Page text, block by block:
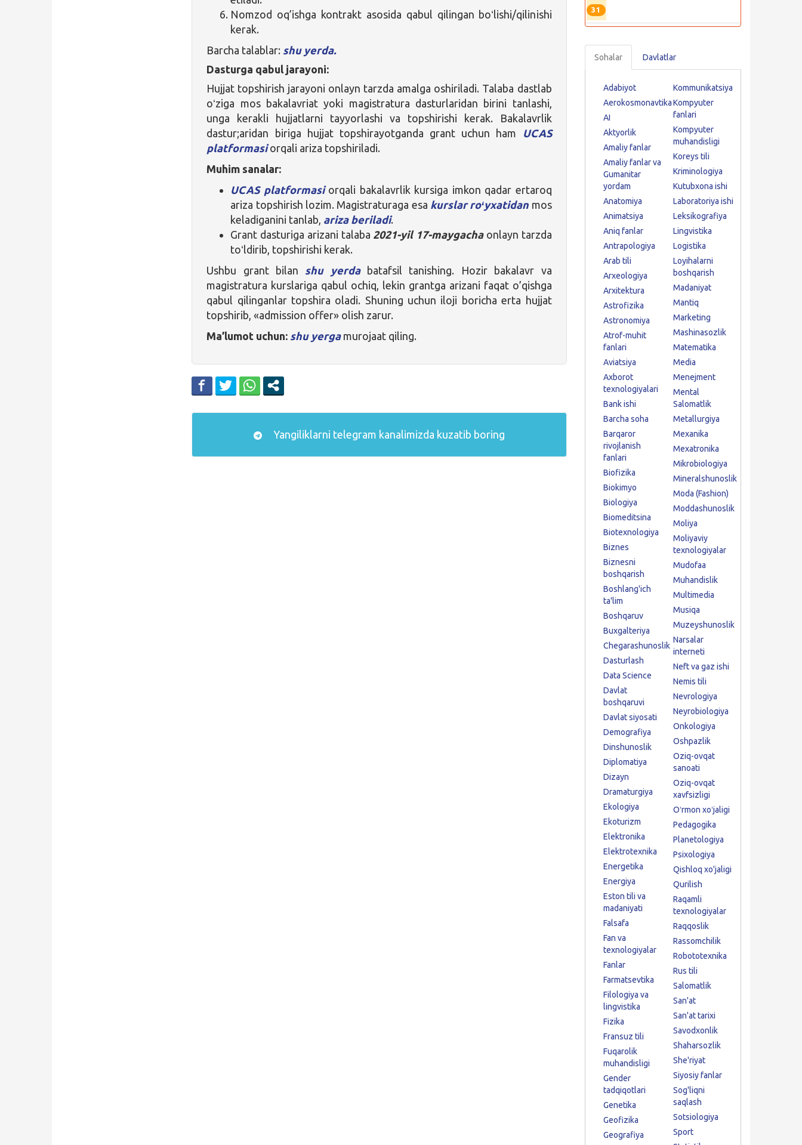
Nomzod oq’ishga kontrakt asosida qabul qilingan boʻlishi/qilinishi
kerak.
Barcha talablar: shu yerda.
Dasturga qabul jarayoni:
Hujjat topshirish jarayoni onlayn tarzda amalga oshiriladi. Talaba dastlab
oʻziga mos bakalavriat yoki magistratura dasturlaridan birini tanlashi,
unga kerakli hujjatlarni tayyorlashi va topshirishi kerak. Bakalavrlik
dastur;aridan biriga hujjat topshirayotganda grant uchun ham
UCAS
platformasiorqali ariza topshiriladi.
Muhim sanalar:
UCASplatformasiorqali bakalavrlik kursiga imkon qadar ertaroq
ariza topshirish lozim. Magistraturaga esa kurslar roʻyxatidan mos
keladiganini tanlab, ariza beriladi.
Grant dasturiga arizani talaba 2021-yil 17-maygachaonlayn tarzda
toʻldirib, topshirishi kerak.
Ushbu grant bilan shu yerdabatafsil tanishing. Hozir bakalavr va
magistratura kurslariga qabul ochiq, lekin grantga arizani faqat o’qishga
qabul qilinganlar topshira oladi. Shuning uchun iloji boricha erta hujjat
topshirib, «admission offer» olish zarur.
Ma’lumot uchun: shu yergamurojaat qiling.
Yangiliklarni telegram kanalimizda kuzatib boring
31
Sohalar Davlatlar
Adabiyot
Aerokosmonavtika
AI
Aktyorlik
Amaliy fanlar
Amaliy fanlar va
Gumanitar
yordam
Anatomiya
Animatsiya
Aniq fanlar
Antrapologiya
Arab tili
Arxeologiya
Arxitektura
Astrofizika
Astronomiya
Atrof-muhit
fanlari
Aviatsiya
Axborot
texnologiyalari
Bank ishi
Barcha soha
Barqaror
rivojlanish
fanlari
Biofizika
Biokimyo
Biologiya
Biomeditsina
Biotexnologiya
Biznes
Biznesni
boshqarish
Boshlang'ich
ta'lim
Boshqaruv
Buxgalteriya
Chegarashunoslik
Dasturlash
Data Science
Davlat
boshqaruvi
Davlat siyosati
Demografiya
Dinshunoslik
Diplomatiya
Dizayn
Dramaturgiya
Ekologiya
Ekoturizm
Elektronika
Elektrotexnika
Energetika
Energiya
Eston tili va
madaniyati
Falsafa
Fan va
texnologiyalar
Fanlar
Farmatsevtika
Filologiya va
lingvistika
Fizika
Fransuz tili
Fuqarolik
muhandisligi
Gender
tadqiqotlari
Genetika
Geofizika
Geografiya
Kommunikatsiya
Kompyuter
fanlari
Kompyuter
muhandisligi
Koreys tili
Kriminologiya
Kutubxona ishi
Laboratoriya ishi
Leksikografiya
Lingvistika
Logistika
Loyihalarni
boshqarish
Madaniyat
Mantiq
Marketing
Mashinasozlik
Matematika
Media
Menejment
Mental
Salomatlik
Metallurgiya
Mexanika
Mexatronika
Mikrobiologiya
Mineralshunoslik
Moda (Fashion)
Moddashunoslik
Moliya
Moliyaviy
texnologiyalar
Mudofaa
Muhandislik
Multimedia
Musiqa
Muzeyshunoslik
Narsalar
interneti
Neft va gaz ishi
Nemis tili
Nevrologiya
Neyrobiologiya
Onkologiya
Oshpazlik
Oziq-ovqat
sanoati
Oziq-ovqat
xavfsizligi
Oʻrmon xoʻjaligi
Pedagogika
Planetologiya
Psixologiya
Qishloq xo'jaligi
Qurilish
Raqamli
texnologiyalar
Raqqoslik
Rassomchilik
Robototexnika
Rus tili
Salomatlik
San'at
San'at tarixi
Savodxonlik
Shaharsozlik
She'riyat
Siyosiy fanlar
Sog'liqni
saqlash
Sotsiologiya
Sport